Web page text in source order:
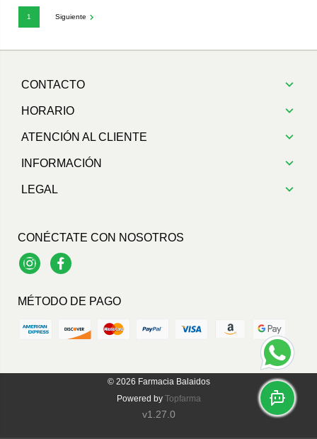
1 Siguiente
CONTACTO
HORARIO
ATENCIÓN AL CLIENTE
INFORMACIÓN
LEGAL
CONÉCTATE CON NOSOTROS
InstagramFacebook
MÉTODO DE PAGO
© 2026 Farmacia Balaidos
Powered by Topfarma
v1.27.0